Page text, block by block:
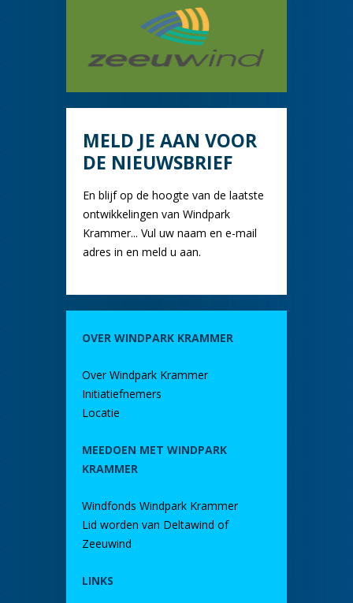
MELD JE AAN VOOR
DE NIEUWSBRIEF
En blijf op de hoogte van de laatste
ontwikkelingen van Windpark
Krammer... Vul uw naam en e-mail
adres in en meld u aan.
OVER WINDPARK KRAMMER
Over Windpark Krammer
Initiatiefnemers
Locatie
MEEDOEN MET WINDPARK
KRAMMER
Windfonds Windpark Krammer
Lid worden van Deltawind of
Zeeuwind
LINKS